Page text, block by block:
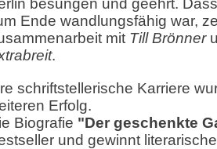
besungen und geehrt.
Ende wandlungsfähig war,
mit Till Brönner
.
schriftstellerische Karriere
Erfolg.
Biografie "Der geschenkte
und gewinnt